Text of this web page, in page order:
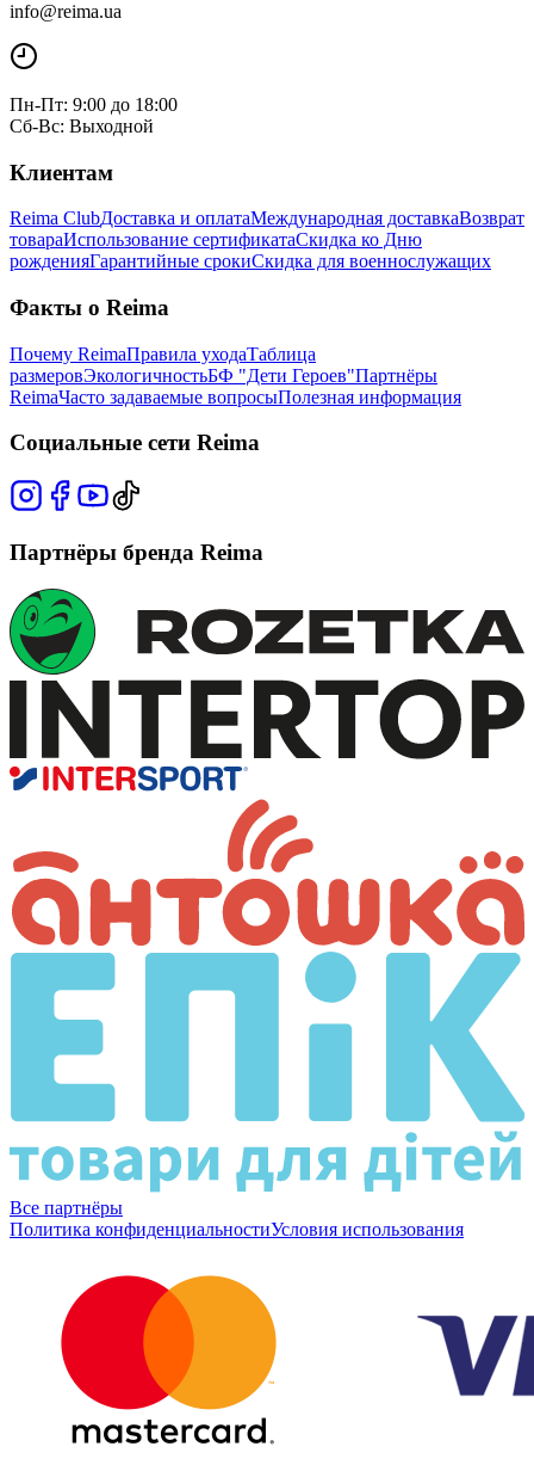
info@reima.ua
Пн-Пт: 9:00 до 18:00
Сб-Вс: Выходной
Клиентам
Reima ClubДоставка и оплатаМеждународная доставкаВозврат
товараИспользование сертификатаСкидка ко Дню
рожденияГарантийные срокиСкидка для военнослужащих
Факты о Reima
Почему ReimaПравила уходаТаблица
размеровЭкологичностьБФ "Дети Героев"Партнёры
ReimaЧасто задаваемые вопросыПолезная информация
Социальные сети Reima
Партнёры бренда Reima
Все партнёры
Политика конфиденциальностиУсловия использования